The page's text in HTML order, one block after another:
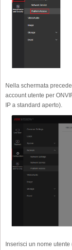
Nella schermata
account utente per
IP a standard aperto).
Inserisci un nome